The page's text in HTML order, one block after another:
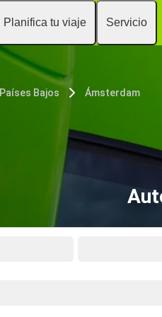
Planifica tu viaje Servicio
Países Bajos Ámsterdam